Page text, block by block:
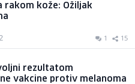
rakom kože: Ožiljak
1 15
rezultatom
vakcine protiv melanoma